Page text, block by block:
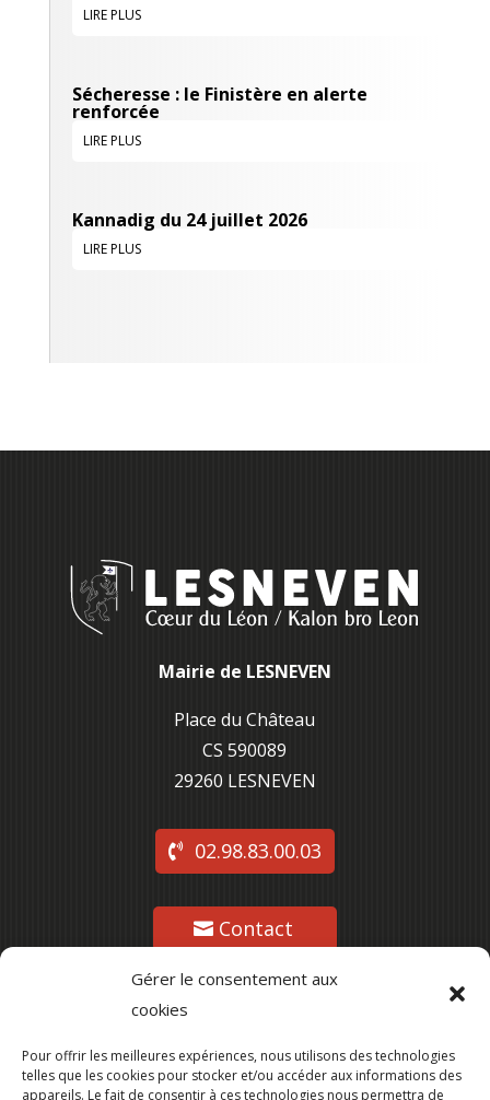
Gérer le consentement aux
cookies
Pour offrir les meilleures expériences, nous utilisons des technologies
telles que les cookies pour stocker et/ou accéder aux informations des
appareils. Le fait de consentir à ces technologies nous permettra de
LIRE PLUS
Sécheresse : le Finistère en alerte
renforcée
LIRE PLUS
Kannadig du 24 juillet 2026
LIRE PLUS
Mairie de LESNEVEN
Place du Château
CS 590089
29260 LESNEVEN
02.98.83.00.03
Contact
Suivez-nous